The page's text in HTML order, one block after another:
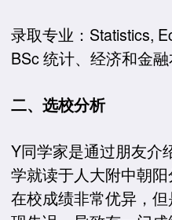
录取专业：Statistics,
BSc 统计、经济和金
二、选校分析
Y同学家是通过朋友介
学就读于人大附中朝
在校成绩非常优异，